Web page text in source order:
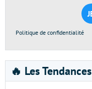
Politique de confidentialité
🔥 Les Tendances